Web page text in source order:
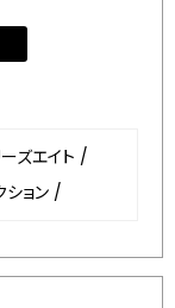
ズエイト /
ション /